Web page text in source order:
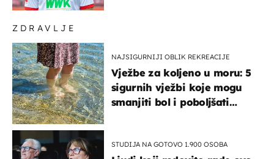
ZDRAVLJE
NAJSIGURNIJI OBLIK REKREACIJE
Vježbe za koljeno u moru: 5
sigurnih vježbi koje mogu
smanjiti bol i poboljšati
STUDIJA NA GOTOVO 1.900 OSOBA